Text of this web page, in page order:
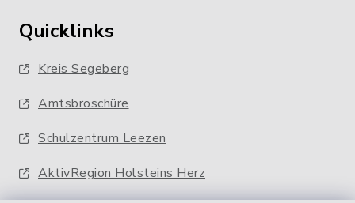
Quicklinks
Kreis Segeberg
Amtsbroschüre
Schulzentrum Leezen
AktivRegion Holsteins Herz